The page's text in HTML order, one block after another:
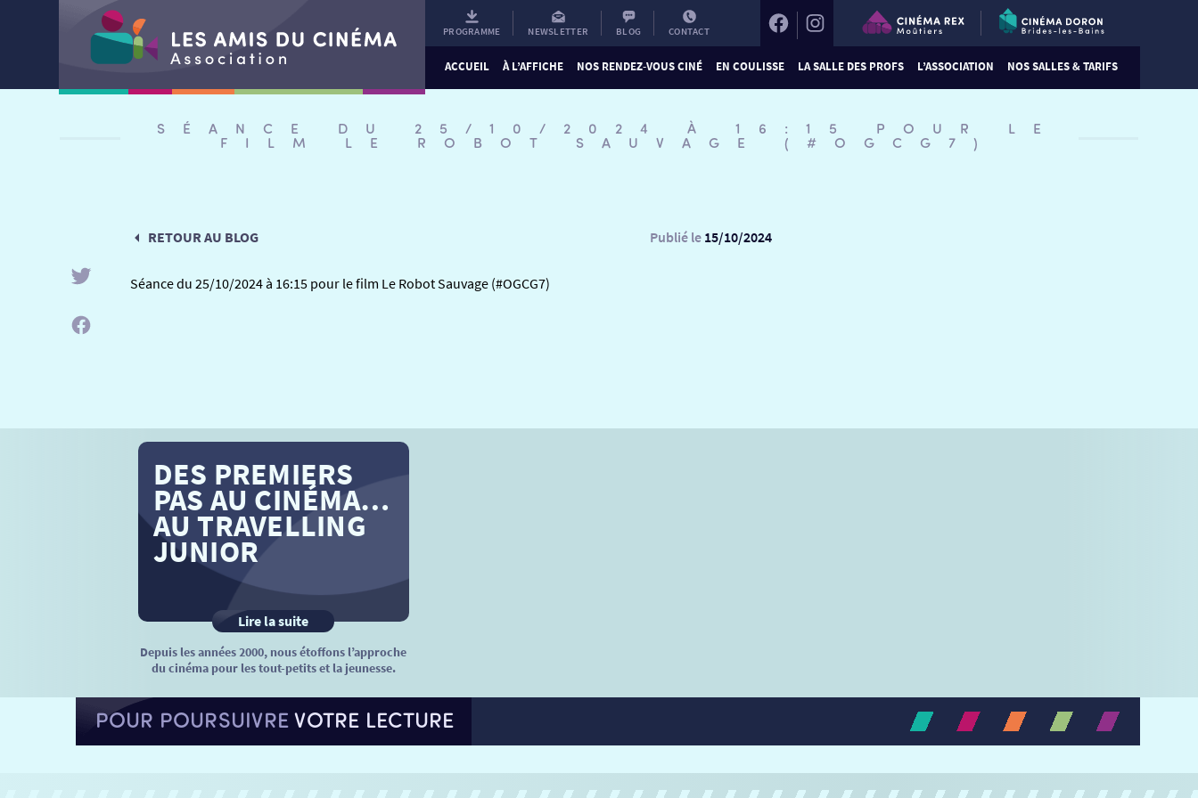
PROGRAMME NEWSLETTER BLOG CONTACT
ACCUEIL À L’AFFICHE NOS RENDEZ-VOUS CINÉ EN COULISSE LA SALLE DES PROFS L’ASSOCIATION NOS SALLES & TARIFS
SÉANCE DU 25/10/2024 À 16:15 POUR LE
FILM LE ROBOT SAUVAGE (#OGCG7)
RETOUR AU BLOG Publié le 15/10/2024
Séance du 25/10/2024 à 16:15 pour le film Le Robot Sauvage (#OGCG7)
DES PREMIERS
PAS AU CINÉMA…
AU TRAVELLING
JUNIOR
Lire la suite
Depuis les années 2000, nous étoffons l’approche
du cinéma pour les tout-petits et la jeunesse.
POUR POURSUIVREVOTRE LECTURE